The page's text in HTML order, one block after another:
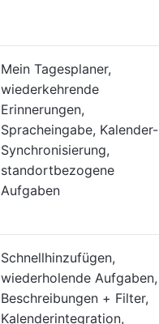
Mein Tagesplaner,
wiederkehrende
Erinnerungen,
Spracheingabe, Kalender-
Synchronisierung,
standortbezogene
Aufgaben
Schnellhinzufügen,
wiederholende Aufgaben,
Beschreibungen + Filter,
Kalenderintegration,